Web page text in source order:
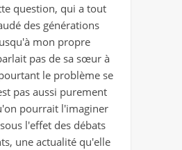
question, qui a tout
des générations
mon propre
pas de sa sœur à
le problème se
pas aussi purement
pourrait l'imaginer
l'effet des débats
une actualité qu'elle